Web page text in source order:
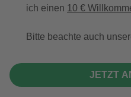
ich einen 10 €
Bitte beachte auch
JETZT